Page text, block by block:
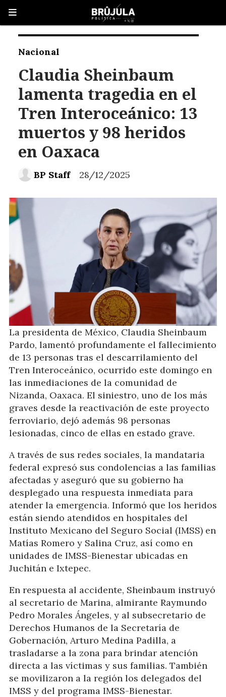
Claudia Sheinbaum
lamenta tragedia en el
Tren Interoceánico: 13
muertos y 98 heridos
en Oaxaca
Nacional
28/12/2025
BP Staff
La presidenta de México, Claudia Sheinbaum
Pardo, lamentó profundamente el fallecimiento
de 13 personas tras el descarrilamiento del
Tren Interoceánico, ocurrido este domingo en
las inmediaciones de la comunidad de
Nizanda, Oaxaca. El siniestro, uno de los más
graves desde la reactivación de este proyecto
ferroviario, dejó además 98 personas
lesionadas, cinco de ellas en estado grave.
A través de sus redes sociales, la mandataria
federal expresó sus condolencias a las familias
afectadas y aseguró que su gobierno ha
desplegado una respuesta inmediata para
atender la emergencia. Informó que los heridos
están siendo atendidos en hospitales del
Instituto Mexicano del Seguro Social (IMSS) en
Matías Romero y Salina Cruz, así como en
unidades de IMSS-Bienestar ubicadas en
Juchitán e Ixtepec.
En respuesta al accidente, Sheinbaum instruyó
al secretario de Marina, almirante Raymundo
Pedro Morales Ángeles, y al subsecretario de
Derechos Humanos de la Secretaría de
Gobernación, Arturo Medina Padilla, a
trasladarse a la zona para brindar atención
directa a las víctimas y sus familias. También
se movilizaron a la región los delegados del
IMSS y del programa IMSS-Bienestar.